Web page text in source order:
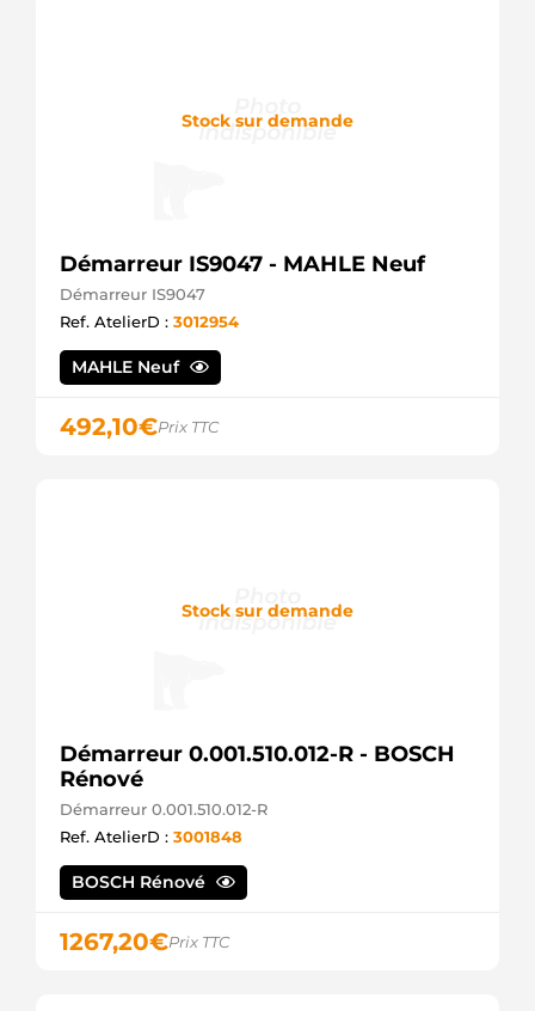
Stock sur demande
Démarreur IS9047 - MAHLE Neuf
Démarreur IS9047
Ref. AtelierD : 3012954
MAHLE Neuf
492,10€Prix TTC
Stock sur demande
Démarreur 0.001.510.012-R - BOSCH
Rénové
Démarreur 0.001.510.012-R
Ref. AtelierD : 3001848
BOSCH Rénové
1267,20€Prix TTC